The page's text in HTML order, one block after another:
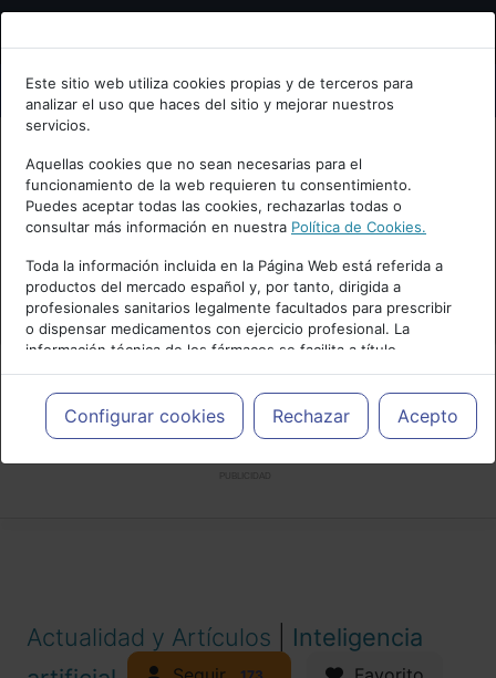
Bienvenid@ a psiquiatria.com
Escribe tu Email
Accede o regístrate con tu email.
Cancelar
Este sitio web utiliza cookies propias y de terceros para
analizar el uso que haces del sitio y mejorar nuestros
servicios.
Aquellas cookies que no sean necesarias para el
funcionamiento de la web requieren tu consentimiento.
Puedes aceptar todas las cookies, rechazarlas todas o
consultar más información en nuestra Política de Cookies.
Toda la información incluida en la Página Web está referida a
productos del mercado español y, por tanto, dirigida a
profesionales sanitarios legalmente facultados para prescribir
o dispensar medicamentos con ejercicio profesional. La
información técnica de los fármacos se facilita a título
meramente informativo, siendo responsabilidad de los
profesionales facultados prescribir medicamentos y decidir, en
cada caso concreto, el tratamiento más adecuado a las
necesidades del paciente.
Configurar cookies Rechazar Acepto
Actualidad y Artículos
Inteligencia